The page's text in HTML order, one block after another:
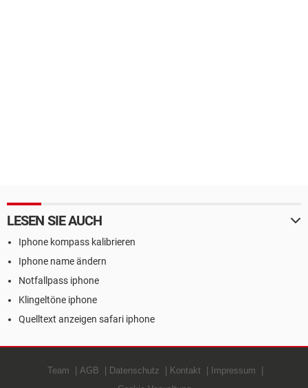
LESEN SIE AUCH
Iphone kompass kalibrieren
Iphone name ändern
Notfallpass iphone
Klingeltöne iphone
Quelltext anzeigen safari iphone
Team AGB Datenschutz Kontakt
Impressum